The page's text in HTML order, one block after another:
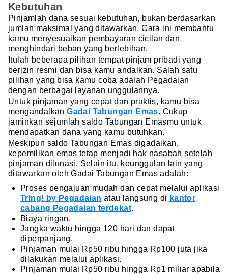
Kebutuhan
Pinjamlah dana sesuai kebutuhan, bukan berdasarkan
jumlah maksimal yang ditawarkan. Cara ini membantu
kamu menyesuaikan pembayaran cicilan dan
menghindari beban yang berlebihan.
Itulah beberapa pilihan tempat pinjam pribadi yang
berizin resmi dan bisa kamu andalkan. Salah satu
pilihan yang bisa kamu coba adalah Pegadaian
dengan berbagai layanan unggulannya.
Untuk pinjaman yang cepat dan praktis, kamu bisa
mengandalkanGadai Tabungan Emas. Cukup
jaminkan sejumlah saldo Tabungan Emasmu untuk
mendapatkan dana yang kamu butuhkan.
Meskipun saldo Tabungan Emas digadaikan,
kepemilikan emas tetap menjadi hak nasabah setelah
pinjaman dilunasi. Selain itu, keunggulan lain yang
ditawarkan oleh Gadai Tabungan Emas adalah:
Proses pengajuan mudah dan cepat melalui aplikasi
Tring! by Pegadaian atau langsung di kantor
cabang Pegadaian terdekat.
Biaya ringan.
Jangka waktu hingga 120 hari dan dapat
diperpanjang.
Pinjaman mulai Rp50 ribu hingga Rp100 juta jika
dilakukan melalui aplikasi.
Pinjaman mulai Rp50 ribu hingga Rp1 miliar apabila